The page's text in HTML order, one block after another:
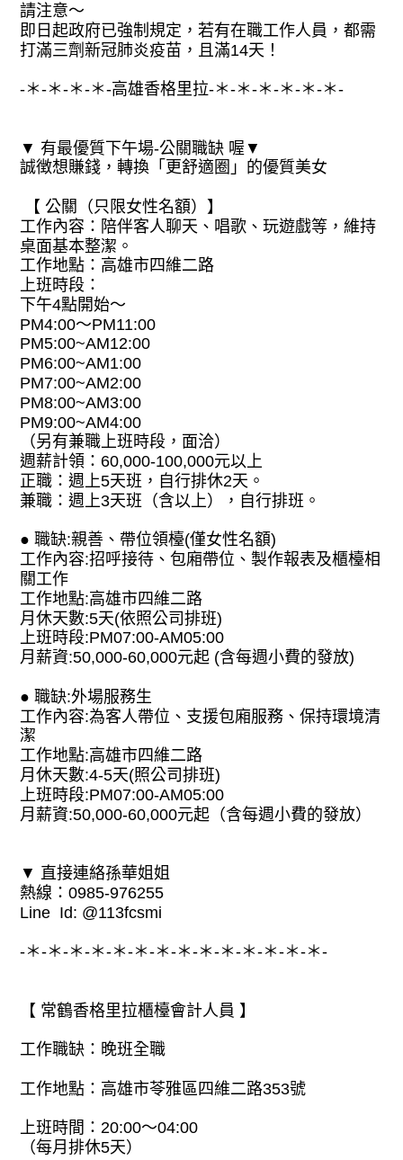
請注意～
即日起政府已強制規定，若有在職工作人員，都需
打滿三劑新冠肺炎疫苗，且滿14天！
-＊-＊-＊-＊-高雄香格里拉-＊-＊-＊-＊-＊-＊-
▼ 有最優質下午場-公關職缺 喔▼
誠徴想賺錢，轉換「更舒適圈」的優質美女
【 公關（只限女性名額）】
工作內容：陪伴客人聊天、唱歌、玩遊戲等，維持
桌面基本整潔。
工作地點：高雄市四維二路
上班時段：
下午4點開始～
PM4:00～PM11:00
PM5:00~AM12:00
PM6:00~AM1:00
PM7:00~AM2:00
PM8:00~AM3:00
PM9:00~AM4:00
（另有兼職上班時段，面洽）
週薪計領：60,000-100,000元以上
正職：週上5天班，自行排休2天。
兼職：週上3天班（含以上），自行排班。
● 職缺:親善、帶位領檯(僅女性名額)
工作內容:招呼接待、包廂帶位、製作報表及櫃檯相
關工作
工作地點:高雄市四維二路
月休天數:5天(依照公司排班)
上班時段:PM07:00-AM05:00
月薪資:50,000-60,000元起 (含每週小費的發放)
● 職缺:外場服務生
工作內容:為客人帶位、支援包廂服務、保持環境清
潔
工作地點:高雄市四維二路
月休天數:4-5天(照公司排班)
上班時段:PM07:00-AM05:00
月薪資:50,000-60,000元起（含每週小費的發放）
▼ 直接連絡孫華姐姐
熱線：0985-976255
Line Id: @113fcsmi
-＊-＊-＊-＊-＊-＊-＊-＊-＊-＊-＊-＊-＊-＊-
【 常鶴香格里拉櫃檯會計人員 】
工作職缺：晚班全職
工作地點：高雄市苓雅區四維二路353號
上班時間：20:00～04:00
（每月排休5天）